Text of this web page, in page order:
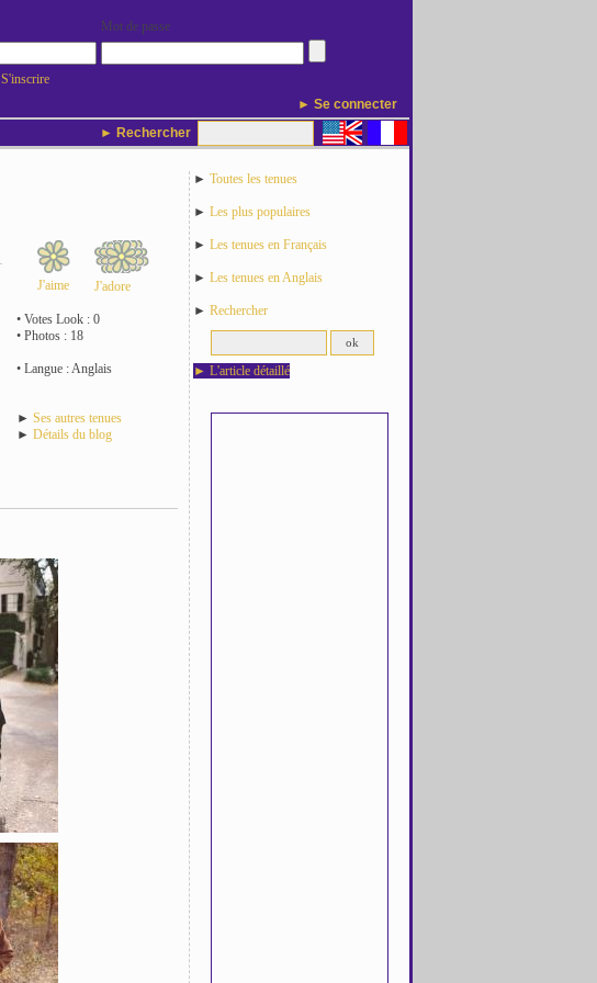
Mot de passe
S'inscrire
► Se connecter
► Rechercher
J'aime J'adore
• Votes Look : 0
• Photos : 18
• Langue : Anglais
► Ses autres tenues
► Détails du blog
► Toutes les tenues
► Les plus populaires
► Les tenues en Français
► Les tenues en Anglais
► Rechercher
► L'article détaillé